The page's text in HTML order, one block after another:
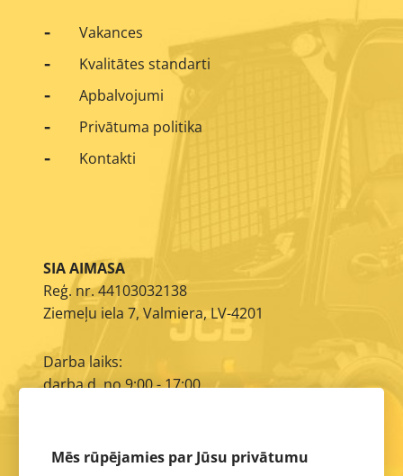
Vakances
Kvalitātes standarti
Apbalvojumi
Privātuma politika
Kontakti
SIA AIMASA
Reģ. nr. 44103032138
Ziemeļu iela 7, Valmiera, LV-4201
Darba laiks:
darba d. no 9:00 - 17:00
Mēs rūpējamies par Jūsu privātumu